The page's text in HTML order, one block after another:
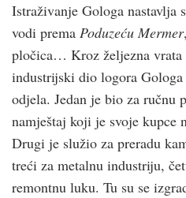
Istraživanje Gologa nastavlja
vodi prema Poduzeću Mermer
pločica… Kroz željezna vrata
industrijski dio logora
odjela. Jedan je bio za ručnu
namještaj koji je svoje
Drugi je služio za preradu
treći za metalnu industriju,
remontnu luku. Tu su se